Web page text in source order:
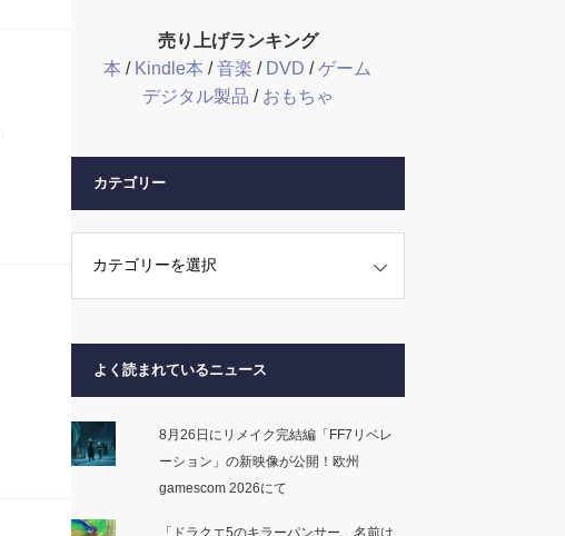
売り上げランキング
本 / Kindle本 /音楽 / DVD /ゲーム
デジタル製品 / おもちゃ
カテゴリー
よく読まれているニュース
8月26日にリメイク完結編「FF7リベレ
ーション」の新映像が公開！欧州
gamescom 2026にて
「ドラクエ5のキラーパンサー、名前は